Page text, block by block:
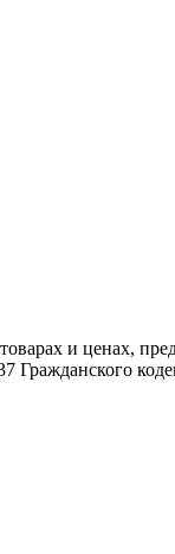
и ценах,
Гражданского